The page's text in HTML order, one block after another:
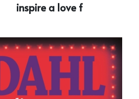
inspire a love f